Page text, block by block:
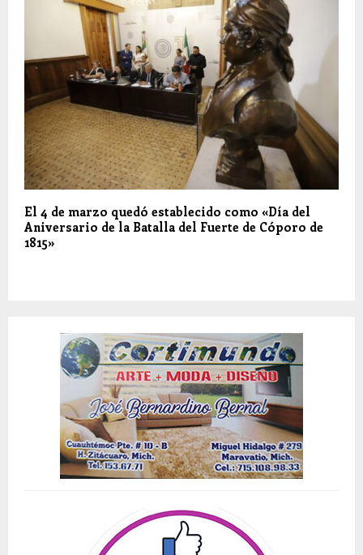
El 4 de marzo quedó establecido como «Día del
Aniversario de la Batalla del Fuerte de Cóporo de
1815»